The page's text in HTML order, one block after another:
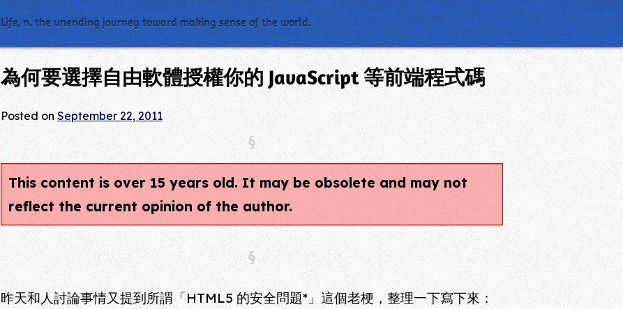
Life, n. the unending journey toward making sense of the world.
為何要選擇自由軟體授權你的 JavaScript 等前端程式碼
Posted on September 22, 2011
This content is over 15 years old. It may be obsolete and may not
reflect the current opinion of the author.
昨天和人討論事情又提到所謂「HTML5 的安全問題*」這個老梗，整理一下寫下來：